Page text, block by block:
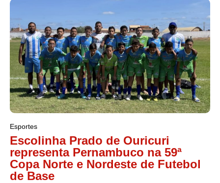
Esportes
Escolinha Prado de Ouricuri
representa Pernambuco na 59ª
Copa Norte e Nordeste de Futebol
de Base